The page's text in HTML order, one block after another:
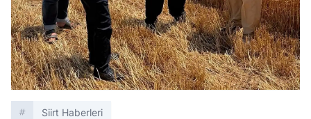
Siirt Haberleri